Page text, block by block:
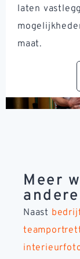
laten
maat.
Meer
Naast